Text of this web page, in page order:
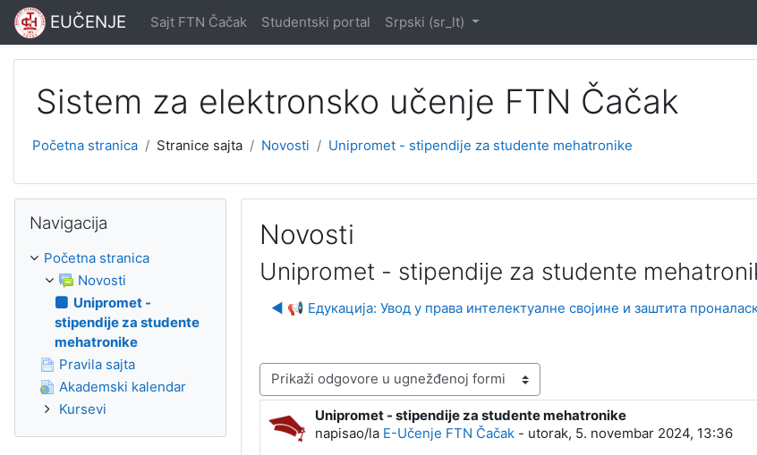
Idi na glavni sadržaj
EUČENJE Sajt FTN Čačak Studentski portal Srpski ‎(sr_lt)‎
Sistem za elektronsko učenje FTN Čačak
Početna stranica Stranice sajta Novosti Unipromet - stipendije za studente mehatronike
Novosti
Unipromet - stipendije za studente
◀︎ 📢 Едукација: Увод у права интелектуалне својине и заштита
Način prikazivanja
Unipromet - stipendije za studente mehatronike
napisao/la E-Učenje FTN Čačak- utorak, 5. novembar 2024, 13:36
Broj odgovora: 0
Navigacija
Početna stranica
Novosti
Unipromet -
stipendije za studente
mehatronike
Pravila sajta
Akademski kalendar
Kursevi